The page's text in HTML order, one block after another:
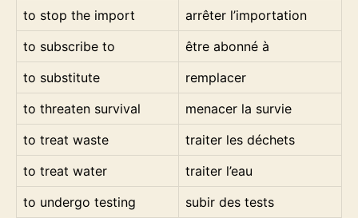
to stop the import
arrêter l’importation
to subscribe to
être abonné à
to substitute
remplacer
to threaten survival
menacer la survie
to treat waste
traiter les déchets
to treat water
traiter l’eau
to undergo testing
subir des tests